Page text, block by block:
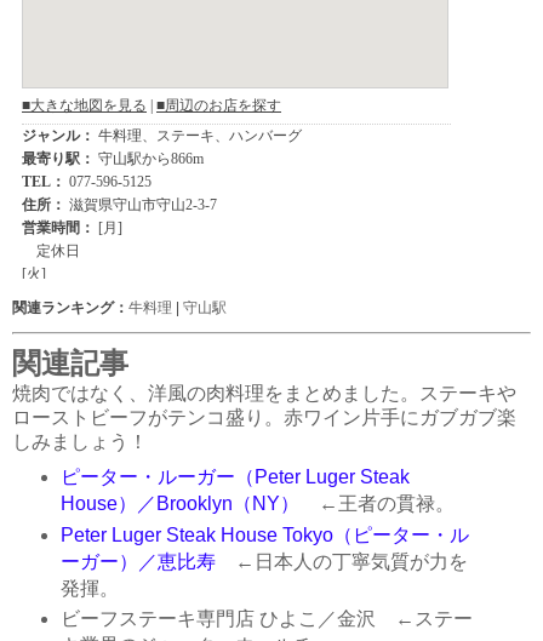
関連ランキング： 牛料理 | 守山駅
関連記事
焼肉ではなく、洋風の肉料理をまとめました。ステーキや
ローストビーフがテンコ盛り。赤ワイン片手にガブガブ楽
しみましょう！
ピーター・ルーガー（Peter Luger Steak
House）／Brooklyn（NY）
←王者の貫禄。
Peter Luger Steak House Tokyo（ピーター・ル
ーガー）／恵比寿←日本人の丁寧気質が力を
発揮。
ビーフステーキ専門店 ひよこ／金沢 ←ステー